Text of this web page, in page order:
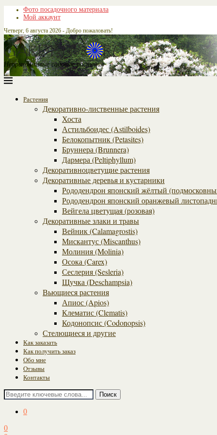
Фото посадочного материала
Мой аккаунт
Четверг, 6 августа 2026 - Добро пожаловать!
Неприхотливые садовые растения
Растения
Декоративно-лиственные растения
Хоста
Астильбоидес (Astilboides)
Белокопытник (Рetasites)
Бруннера (Brunnera)
Дармера (Peltiphyllum)
Декоративноцветущие растения
Декоративные деревья и кустарники
Рододендрон японский жёлтый
Рододендрон японский оранжевый
Вейгела цветущая (розовая)
Декоративные злаки и травы
Вейник (Calamagrostis)
Мискантус (Miscanthus)
Молиния (Molinia)
Осока (Carex)
Сеслерия (Sesleria)
Щучка (Deschampsia)
Вьющиеся растения
Апиос (Apios)
Клематис (Clematis)
Кодонопсис (Codonopsis)
Стелющиеся и другие
Как заказать
Как получить заказ
Обо мне
Отзывы
Контакты
Поиск
0
0